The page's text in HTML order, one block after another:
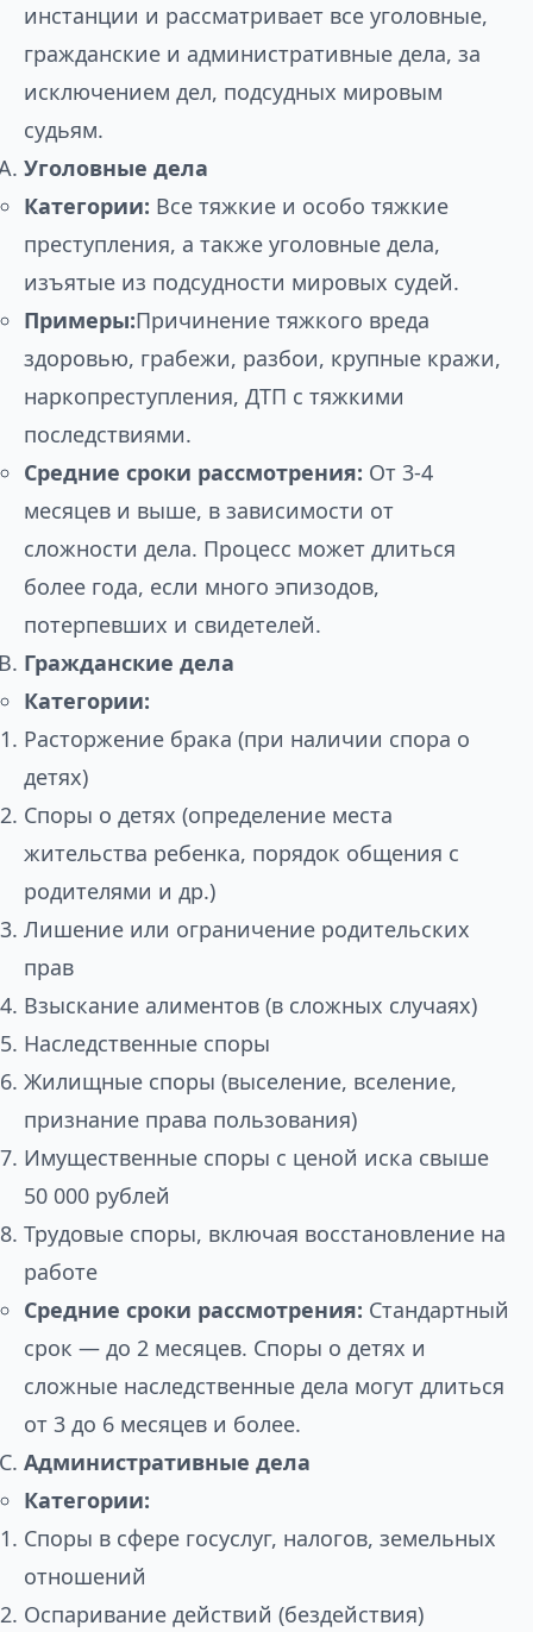
инстанции и рассматривает все уголовные,
гражданские и административные дела, за
исключением дел, подсудных мировым
судьям.
Уголовные дела
Категории: Все тяжкие и особо тяжкие
преступления, а также уголовные дела,
изъятые из подсудности мировых судей.
Примеры:Причинение тяжкого вреда
здоровью, грабежи, разбои, крупные кражи,
наркопреступления, ДТП с тяжкими
последствиями.
Средние сроки рассмотрения: От 3-4
месяцев и выше, в зависимости от
сложности дела. Процесс может длиться
более года, если много эпизодов,
потерпевших и свидетелей.
Гражданские дела
Категории:
Расторжение брака (при наличии спора о
детях)
Споры о детях (определение места
жительства ребенка, порядок общения с
родителями и др.)
Лишение или ограничение родительских
прав
Взыскание алиментов (в сложных случаях)
Наследственные споры
Жилищные споры (выселение, вселение,
признание права пользования)
Имущественные споры с ценой иска свыше
50 000 рублей
Трудовые споры, включая восстановление на
работе
Средние сроки рассмотрения: Стандартный
срок — до 2 месяцев. Споры о детях и
сложные наследственные дела могут длиться
от 3 до 6 месяцев и более.
Административные дела
Категории:
Споры в сфере госуслуг, налогов, земельных
отношений
Оспаривание действий (бездействия)